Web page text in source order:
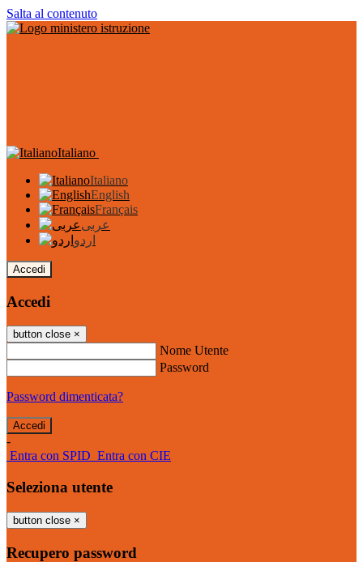
Salta al contenuto
Italiano
Italiano
English
Français
عربى
اردو
Accedi
Accedi
button close ×
Nome Utente
Password
Password dimenticata?
-
Entra con SPID Entra con CIE
Seleziona utente
button close ×
Recupero password